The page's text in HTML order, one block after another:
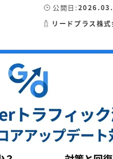
公開日:
リードプラス株式